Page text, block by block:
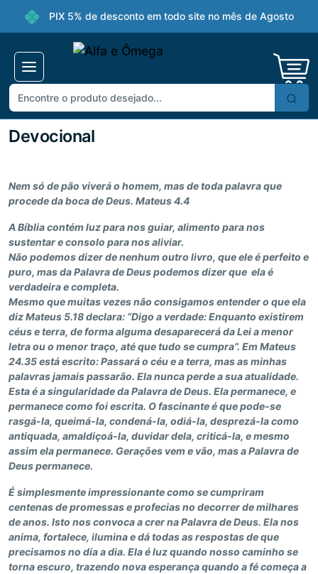
PIX 5% de desconto em todo site no mês de Agosto
Devocional
Nem só de pão viverá o homem, mas de toda palavra que
procede da boca de Deus. Mateus 4.4
A Bíblia contém luz para nos guiar, alimento para nos
sustentar e consolo para nos aliviar.
Não podemos dizer de nenhum outro livro, que ele é perfeito e
puro, mas da Palavra de Deus podemos dizer que ela é
verdadeira e completa.
Mesmo que muitas vezes não consigamos entender o que ela
diz Mateus 5.18 declara: “Digo a verdade: Enquanto existirem
céus e terra, de forma alguma desaparecerá da Lei a menor
letra ou o menor traço, até que tudo se cumpra”. Em Mateus
24.35 está escrito: Passará o céu e a terra, mas as minhas
palavras jamais passarão. Ela nunca perde a sua atualidade.
Esta é a singularidade da Palavra de Deus. Ela permanece, e
permanece como foi escrita. O fascinante é que pode-se
rasgá-la, queimá-la, condená-la, odiá-la, desprezá-la como
antiquada, amaldiçoá-la, duvidar dela, criticá-la, e mesmo
assim ela permanece. Gerações vem e vão, mas a Palavra de
Deus permanece.
É simplesmente impressionante como se cumpriram
centenas de promessas e profecias no decorrer de milhares
de anos. Isto nos convoca a crer na Palavra de Deus. Ela nos
anima, fortalece, ilumina e dá todas as respostas de que
precisamos no dia a dia. Ela é luz quando nosso caminho se
torna escuro, trazendo nova esperança quando a fé começa a